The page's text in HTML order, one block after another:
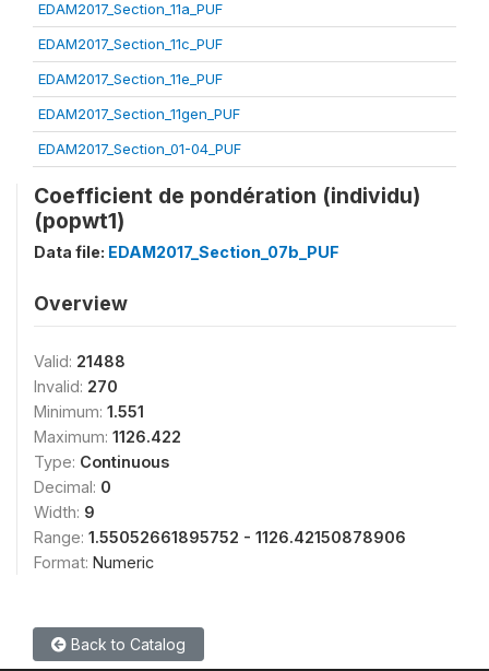
EDAM2017_Section_11a_PUF
EDAM2017_Section_11c_PUF
EDAM2017_Section_11e_PUF
EDAM2017_Section_11gen_PUF
EDAM2017_Section_01-04_PUF
Coefficient de pondération (individu)
(popwt1)
Data file: EDAM2017_Section_07b_PUF
Overview
Valid: 21488
Invalid: 270
Minimum: 1.551
Maximum: 1126.422
Type: Continuous
Decimal: 0
Width: 9
Range: 1.55052661895752 - 1126.42150878906
Format: Numeric
Back to Catalog